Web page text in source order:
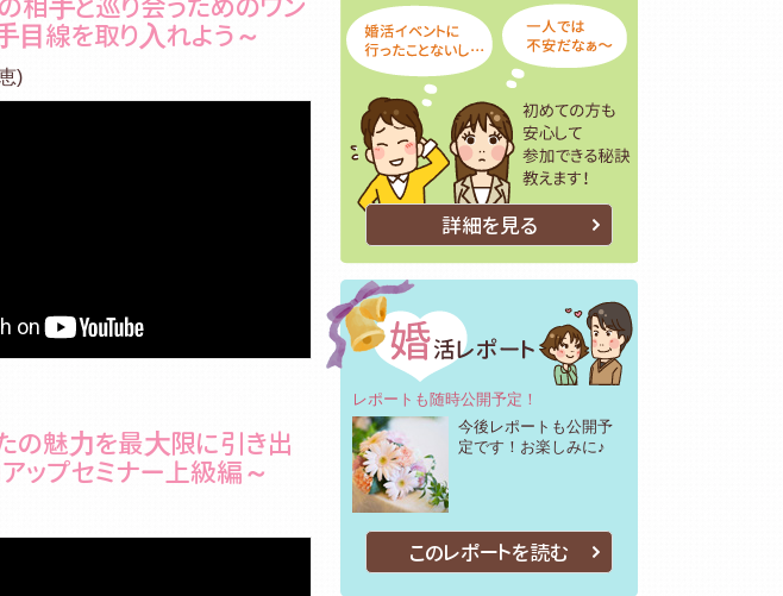
⽬線を取り⼊れよう～
)
の魅⼒を最⼤限に引き出
ップセミナー上級編～
詳細を見る
レポートも随時公開予定！
今後レポートも公開予
定です！お楽しみに♪
このレポートを読む